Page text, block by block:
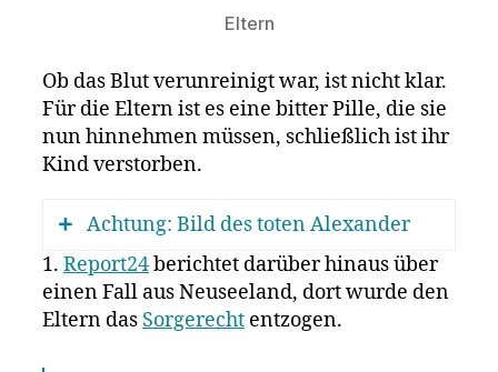
Eltern
Ob das Blut verunreinigt war, ist nicht klar.
Für die Eltern ist es eine bitter Pille, die sie
nun hinnehmen müssen, schließlich ist ihr
Kind verstorben.
Achtung: Bild des toten Alexander
1. Report24berichtet darüber hinaus über
einen Fall aus Neuseeland, dort wurde den
Eltern das Sorgerecht entzogen.